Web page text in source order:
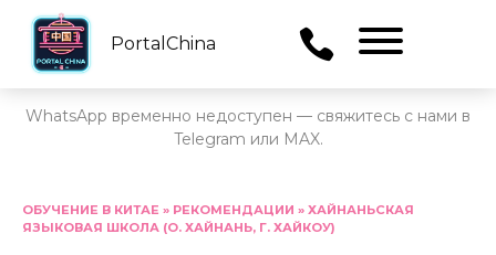
PortalChina
WhatsApp временно недоступен — свяжитесь с нами в
Telegram или MAX.
содержанию
ОБУЧЕНИЕ В КИТАЕ » РЕКОМЕНДАЦИИ » ХАЙНАНЬСКАЯ
ЯЗЫКОВАЯ ШКОЛА (О. ХАЙНАНЬ, Г. ХАЙКОУ)